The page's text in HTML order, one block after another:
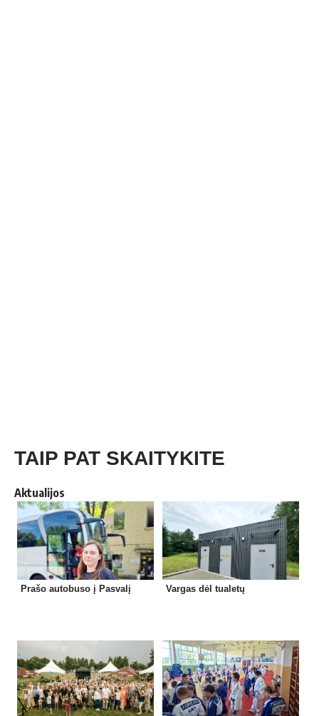
TAIP PAT SKAITYKITE
Aktualijos
Prašo autobuso į Pasvalį Vargas dėl tualetų